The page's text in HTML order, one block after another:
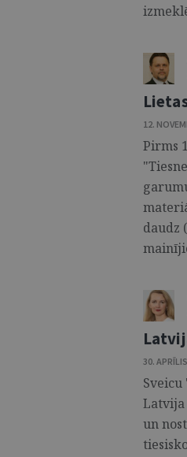
12.
Pirms
daudz
30.
Latvija
un